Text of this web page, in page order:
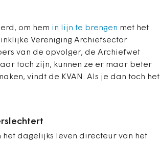
om hem in lijn te brengen met het
Vereniging Archiefsector
van de opvolger, de Archiefwet
toch zijn, kunnen ze er maar beter
vindt de KVAN. Als je dan toch het
het dagelijks leven directeur van het